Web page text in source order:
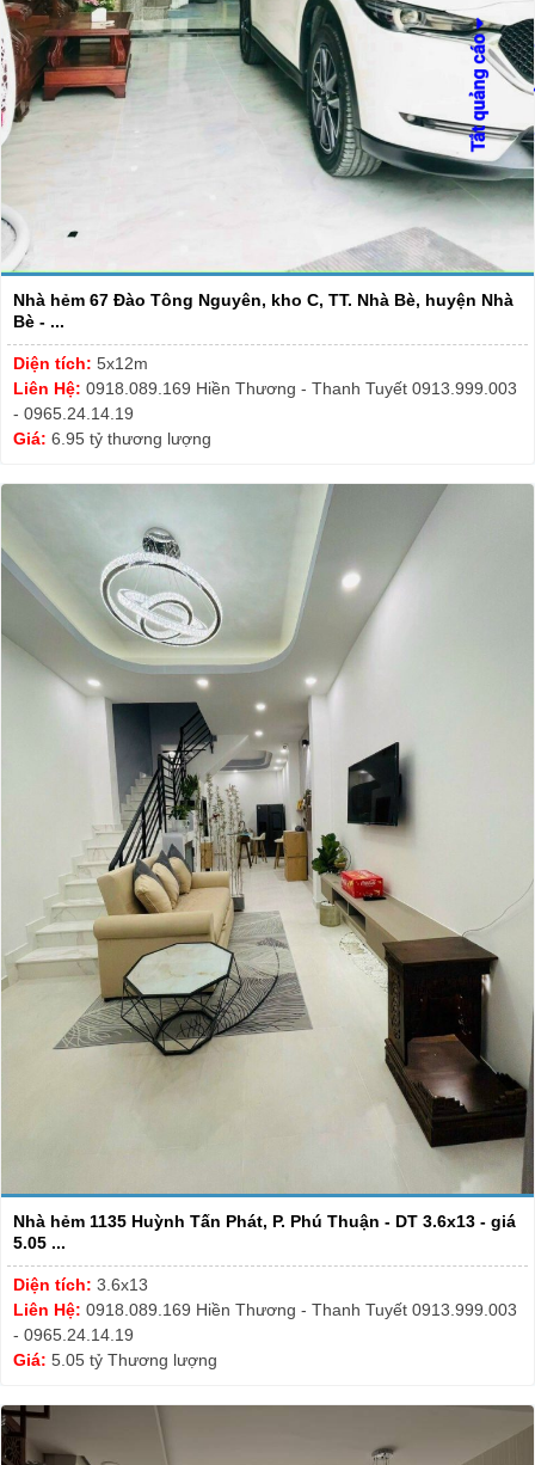
Nhà hẻm 67 Đào Tông Nguyên, kho C, TT. Nhà Bè, huyện Nhà
Bè - ...
Diện tích: 5x12m
Liên Hệ: 0918.089.169 Hiền Thương - Thanh Tuyết 0913.999.003
- 0965.24.14.19
Giá: 6.95 tỷ thương lượng
Nhà hẻm 1135 Huỳnh Tấn Phát, P. Phú Thuận - DT 3.6x13 - giá
5.05 ...
Diện tích: 3.6x13
Liên Hệ: 0918.089.169 Hiền Thương - Thanh Tuyết 0913.999.003
- 0965.24.14.19
Giá: 5.05 tỷ Thương lượng